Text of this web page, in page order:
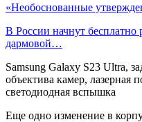
«Необоснованные
В России начнут бесплатно
дармовой…
Samsung Galaxy S23 Ultra,
объектива камер, лазерная
светодиодная вспышка
Еще одно изменение в